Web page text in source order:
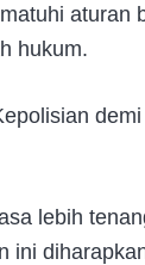
aturan
hukum.
lebih
ini